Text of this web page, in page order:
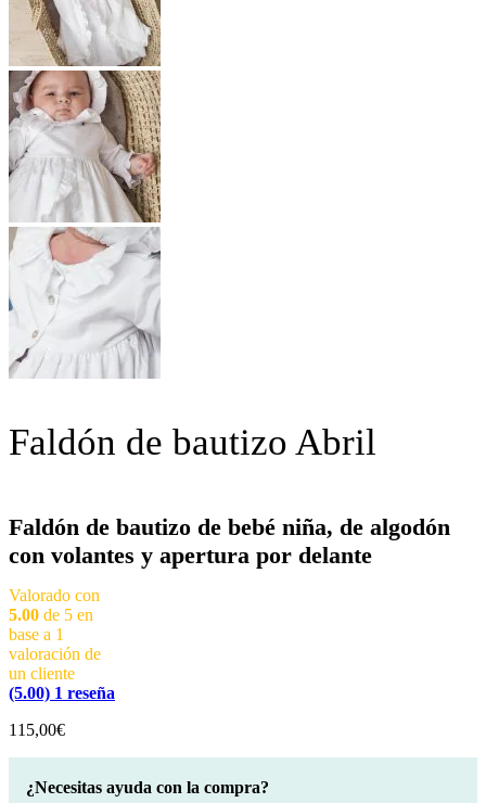
Faldón de bautizo Abril
Faldón de bautizo de bebé niña, de algodón
con volantes y apertura por delante
Valorado con
5.00 de 5 en
base a 1
valoración de
un cliente
(5.00) 1 reseña
115,00€
¿Necesitas ayuda con la compra?